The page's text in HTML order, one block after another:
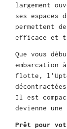
largement
ses espaces
permettent
efficace et
Que vous
embarcation
flotte,
Il est
devienne une
Prêt pour